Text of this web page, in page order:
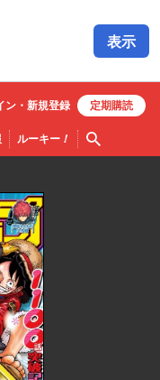
表示
ルーキー！ 検索
ン・ 新規登録 定期購読